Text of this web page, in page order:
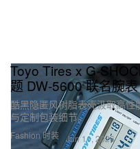
Fashion 时装
Toyo Tires x
题 DW‑5600 联名腕表
酷黑隐匿风树脂表壳汲取高
与定制包装细节。
Jun 11, 2026